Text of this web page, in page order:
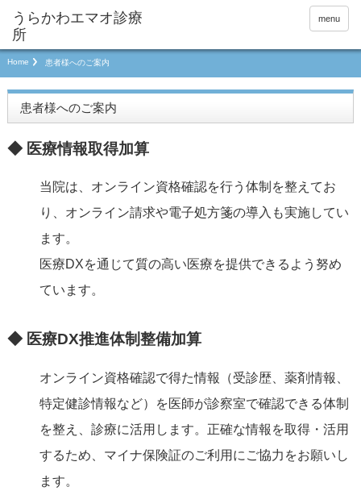
menu
Home 患者様へのご案内
患者様へのご案内
◆ 医療情報取得加算
当院は、オンライン資格確認を行う体制を整えてお
り、オンライン請求や電子処方箋の導入も実施してい
ます。
医療DXを通じて質の高い医療を提供できるよう努め
ています。
◆ 医療DX推進体制整備加算
オンライン資格確認で得た情報（受診歴、薬剤情報、
特定健診情報など）を医師が診察室で確認できる体制
を整え、診療に活用します。正確な情報を取得・活用
するため、マイナ保険証のご利用にご協力をお願いし
ます。